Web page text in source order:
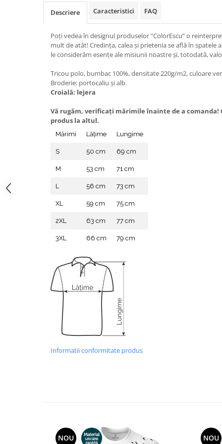
Descriere Caracteristici FAQ
Poți vedea în designul produselor ”ColorEscu” o
mult de atât! Credinţa, calea şi prietenia se află în spatele
le considerăm esenţe ale misiunii noastre şi, totodată,
Tricou polo, bumbac 100%, densitate 220g/m2, culoare
Broderie: portocaliu și alb.
Croială: lejera
Vă rugăm, verificaţi mărimile înainte de a comanda!
produs la altul.
Mărimi Lățime Lungime
S 50 cm 69 cm
M 53 cm 71 cm
L 56 cm 73 cm
XL 59 cm 75 cm
2XL 63 cm 77 cm
3XL 66 cm 79 cm
Informatii conformitate produs
NOU NOU